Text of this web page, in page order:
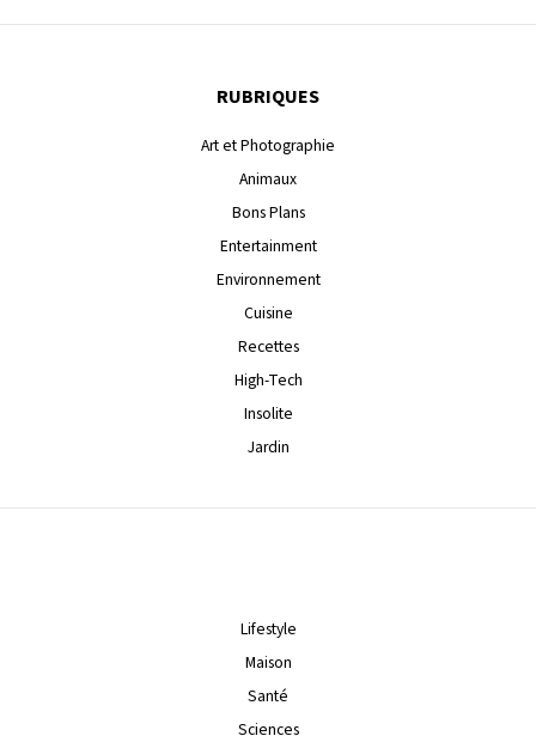
RUBRIQUES
Art et Photographie
Animaux
Bons Plans
Entertainment
Environnement
Cuisine
Recettes
High-Tech
Insolite
Jardin
Lifestyle
Maison
Santé
Sciences